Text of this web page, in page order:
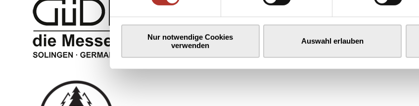
Nur notwendige Cookies
verwenden
Auswahl erlauben